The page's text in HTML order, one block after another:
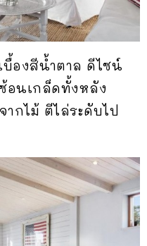
องสีน้ำตาล ดีไซน์
อนเกล็ดทั้งหลัง
กไม้ ตีไล่ระดับไป